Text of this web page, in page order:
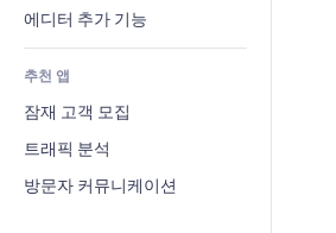
식품 및 음료
계산기
검색
일기예보
차트 및 표
커뮤니티
평가와 후기
CRM
에디터 추가 기능
추천 앱
잠재 고객 모집
트래픽 분석
방문자 커뮤니케이션